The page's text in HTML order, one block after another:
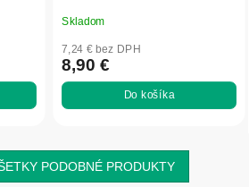
Skladom
7,24 € bez DPH
8,90 €
Do košíka
PODOBNÉ PRODUKTY